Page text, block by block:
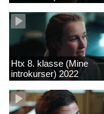
Htx 8. klasse (Mine
introkurser) 2022